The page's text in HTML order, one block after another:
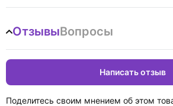
ОтзывыВопросы
Написать отзыв
Поделитесь своим мнением об этом